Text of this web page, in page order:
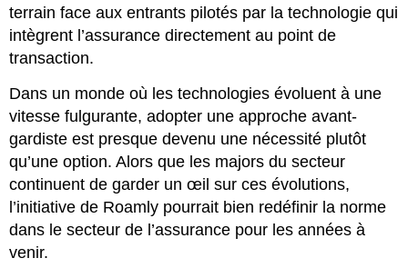
terrain face aux entrants pilotés par la technologie qui
intègrent l’assurance directement au point de
transaction.
Dans un monde où les technologies évoluent à une
vitesse fulgurante, adopter une approche avant-
gardiste est presque devenu une nécessité plutôt
qu’une option. Alors que les majors du secteur
continuent de garder un œil sur ces évolutions,
l’initiative de Roamly pourrait bien redéfinir la norme
dans le secteur de l’assurance pour les années à
venir.